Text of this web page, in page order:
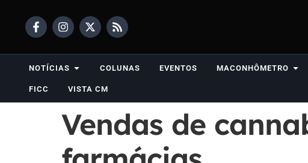
NOTÍCIAS COLUNAS EVENTOS MACONHÔMETRO
FICC VISTA CM
Vendas de